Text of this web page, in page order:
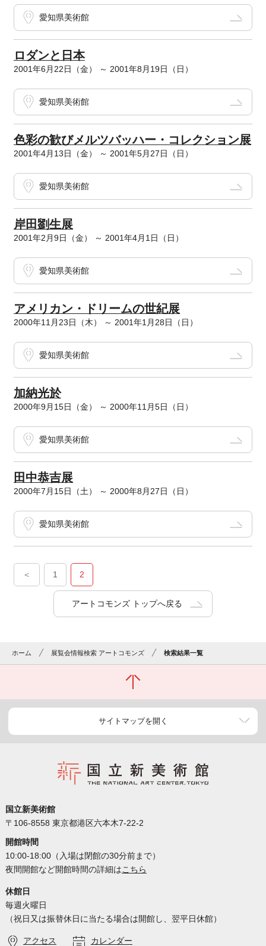
愛知県美術館
ロダンと日本
2001年6月22日（金） ～ 2001年8月19日（日）
愛知県美術館
色彩の歓びメルツバッハー・コレクション展
2001年4月13日（金） ～ 2001年5月27日（日）
愛知県美術館
岸田劉生展
2001年2月9日（金） ～ 2001年4月1日（日）
愛知県美術館
アメリカン・ドリームの世紀展
2000年11月23日（木） ～ 2001年1月28日（日）
愛知県美術館
加納光於
2000年9月15日（金） ～ 2000年11月5日（日）
愛知県美術館
田中恭吉展
2000年7月15日（土） ～ 2000年8月27日（日）
愛知県美術館
＜ 1 2
アートコモンズ トップへ戻る
ホーム 展覧会情報検索 アートコモンズ 検索結果一覧
サイトマップを開く
国立新美術館
〒106-8558 東京都港区六本木7-22-2
開館時間
10:00-18:00（入場は閉館の30分前まで）
夜間開館など開館時間の詳細はこちら
休館日
毎週火曜日
（祝日又は振替休日に当たる場合は開館し、翌平日休館）
アクセス カレンダー